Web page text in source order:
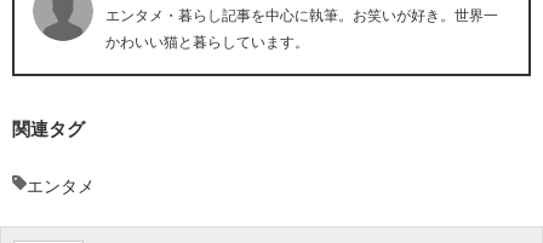
エンタメ・暮らし記事を中心に執筆。お笑いが好き。世界一
かわいい猫と暮らしています。
関連タグ
エンタメ